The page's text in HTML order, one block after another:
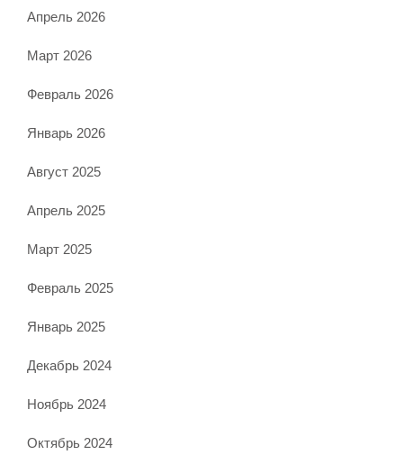
Апрель 2026
Март 2026
Февраль 2026
Январь 2026
Август 2025
Апрель 2025
Март 2025
Февраль 2025
Январь 2025
Декабрь 2024
Ноябрь 2024
Октябрь 2024